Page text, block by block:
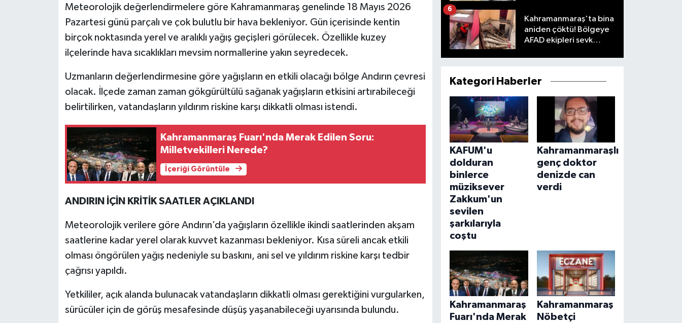
Meteorolojik değerlendirmelere göre Kahramanmaraş genelinde 18 Mayıs 2026
Pazartesi günü parçalı ve çok bulutlu bir hava bekleniyor. Gün içerisinde kentin
birçok noktasında yerel ve aralıklı yağış geçişleri görülecek. Özellikle kuzey
ilçelerinde hava sıcaklıkları mevsim normallerine yakın seyredecek.
Uzmanların değerlendirmesine göre yağışların en etkili olacağı bölge Andırın çevresi
olacak. İlçede zaman zaman gökgürültülü sağanak yağışların etkisini artırabileceği
belirtilirken, vatandaşların yıldırım riskine karşı dikkatli olması istendi.
Kahramanmaraş Fuarı'nda Merak Edilen Soru:
Milletvekilleri Nerede?
İçeriği Görüntüle
ANDIRIN İÇİN KRİTİK SAATLER AÇIKLANDI
Meteorolojik verilere göre Andırın’da yağışların özellikle ikindi saatlerinden akşam
saatlerine kadar yerel olarak kuvvet kazanması bekleniyor. Kısa süreli ancak etkili
olması öngörülen yağış nedeniyle su baskını, ani sel ve yıldırım riskine karşı tedbir
çağrısı yapıldı.
Yetkililer, açık alanda bulunacak vatandaşların dikkatli olması gerektiğini vurgularken,
sürücüler için de görüş mesafesinde düşüş yaşanabileceği uyarısında bulundu.
Kahramanmaraş'ta bina
aniden çöktü! Bölgeye
AFAD ekipleri sevk
6
Kategori Haberler
KAFUM'u
dolduran
binlerce
müziksever
Zakkum'un
sevilen
şarkılarıyla
coştu
Kahramanmaraşlı
genç doktor
denizde can
verdi
Kahramanmaraş
Fuarı'nda Merak
Kahramanmaraş
Nöbetçi
Teknoloji
KAHRAMANMARAŞ